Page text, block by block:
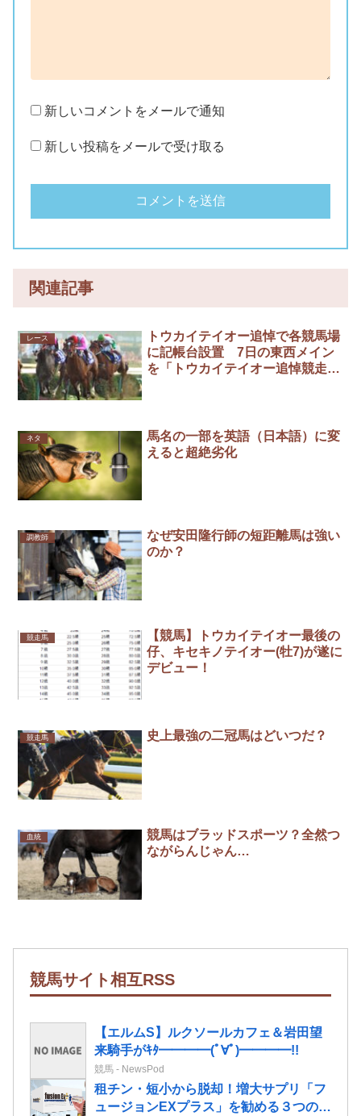
新しいコメントをメールで通知
新しい投稿をメールで受け取る
関連記事
レース
トウカイテイオー追悼で各競馬場
に記帳台設置 7日の東西メイン
を「トウカイテイオー追悼競走」
ネタ
馬名の一部を英語（日本語）に変
えると超絶劣化
調教師
なぜ安田隆行師の短距離馬は強い
のか？
競走馬
【競馬】トウカイテイオー最後の
仔、キセキノテイオー(牡7)が遂に
デビュー！
競走馬 史上最強の二冠馬はどいつだ？
血統
競馬はブラッドスポーツ？全然つ
ながらんじゃん…
競馬サイト相互RSS
【エルムS】ルクソールカフェ＆岩田望
来騎手がｷﾀ━━━━(ﾟ∀ﾟ)━━━━!!
競馬 - NewsPod
租チン・短小から脱却！増大サプリ‎「フ
ュージョンEXプラス」を勧める３つのポ